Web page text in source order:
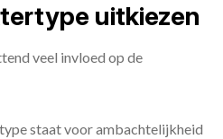
uitkiezen
veel invloed op de
staat voor ambachtelijkheid